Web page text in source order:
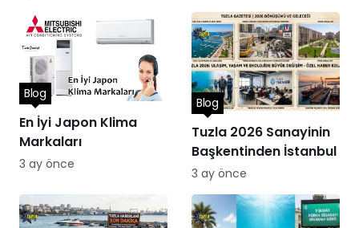
En İyi Japon Klima
Markaları
Blog
3 ay önce
Tuzla 2026 Sanayinin
Başkentinden İstanbul
Blog
3 ay önce